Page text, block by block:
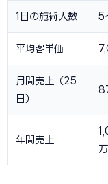
1日の施術人数 5
平均客単価
月間売上（25
日）
年間売上